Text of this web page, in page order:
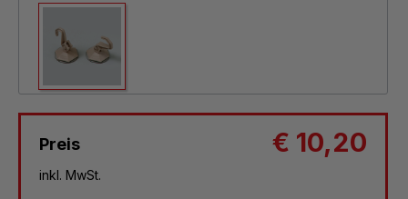
Preis € 10,20
inkl. MwSt.